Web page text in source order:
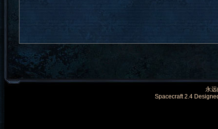
永
Spacecraft 2.4